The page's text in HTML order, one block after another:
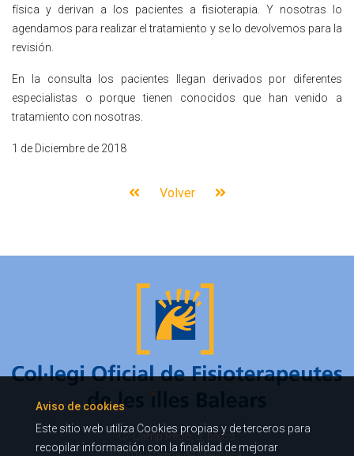
física y derivan a los pacientes a fisioterapia. Y nosotras lo
agendamos para realizar el tratamiento y se lo devolvemos para la
revisión.
En la consulta los pacientes llegan derivados por diferentes
especialistas o porque tienen conocidos que han venido a
tratamiento con nosotras.
1 de Diciembre de 2018
Volver
Aviso de cookies
Este sitio web utiliza Cookies propias y de terceros para
recopilar información con la finalidad de mejorar
C/ Camp Redó, 3, bajos